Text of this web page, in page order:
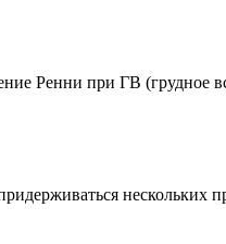
Ренни при ГВ (грудное
нескольких